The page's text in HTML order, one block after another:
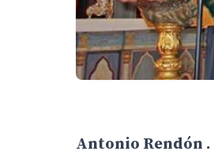
Antonio Rendón .